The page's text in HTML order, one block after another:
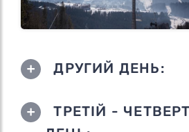
ДРУГИЙ ДЕНЬ:
ТРЕТІЙ -